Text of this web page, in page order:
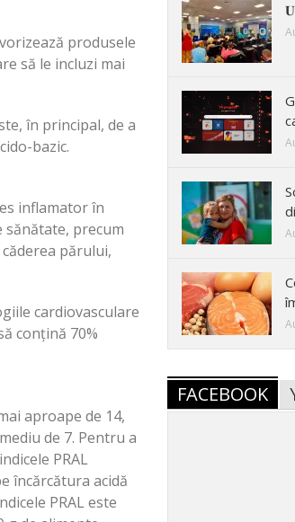
produsele
să le incluzi mai
în principal, de a
bazic.
inflamator în
sănătate, precum
părului,
cardiovasculare
conțină 70%
aproape de 14,
de 7. Pentru a
PRAL
încărcătura acidă
PRAL este
FACEBOOK